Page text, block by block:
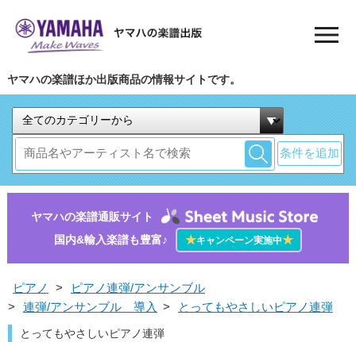
ヤマハの楽譜ほか出版商品の情報サイトです。
条件を追加
ヤマハの楽譜通販サイト
国内&輸入楽譜も豊富♪
★キャンペーン実施中★
ピアノ >
ピアノ連弾/アンサンブル
>
連弾/アンサンブル 導入 > とってもやさしいピアノ連弾
とってもやさしいピアノ連弾